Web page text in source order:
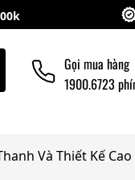
Gọi mua hàng
1900.6723
Và Thiết Kế